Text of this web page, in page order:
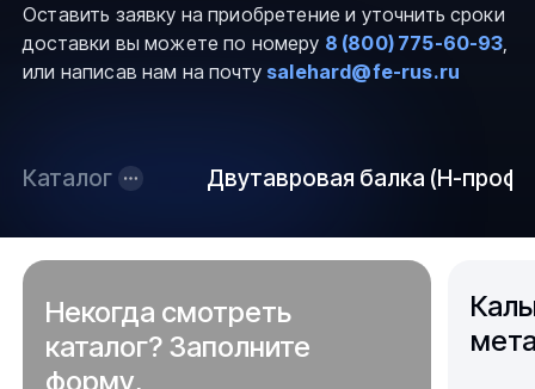
Оставить заявку на приобретение и уточнить сроки
доставки вы можете по номеру 8 (800) 775-60-93,
или написав нам на почту salehard@fe-rus.ru
Каталог Двутавровая балка (Н-
Некогда смотреть
каталог? Заполните
форму,